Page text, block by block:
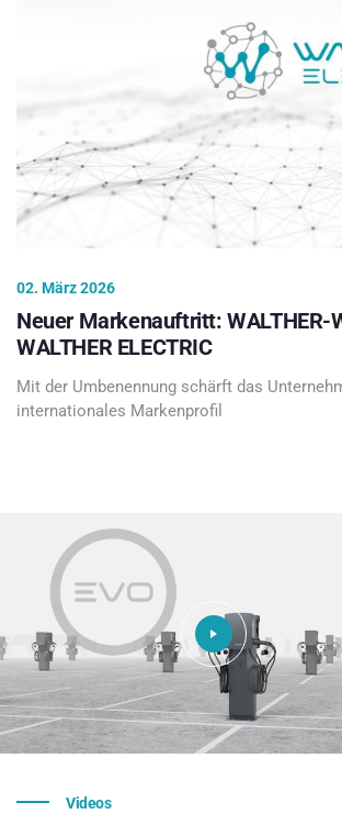
02. März 2026
Neuer Markenauftritt: WALTHER-
WALTHER ELECTRIC
Mit der Umbenennung schärft das
internationales Markenprofil
Videos